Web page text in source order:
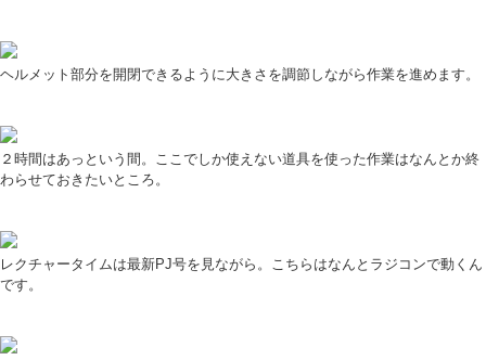
ヘルメット部分を開閉できるように大きさを調節しながら作業を進めます。
２時間はあっという間。ここでしか使えない道具を使った作業はなんとか終
わらせておきたいところ。
レクチャータイムは最新PJ号を見ながら。こちらはなんとラジコンで動くん
です。